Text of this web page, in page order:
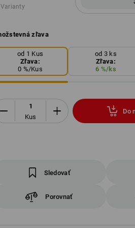
zľava
od 1 Kus
Zľava:
0 %/Kus
od 3 ks
Zľava:
6 %/ks
Kus
Do
Sledovať
Porovnať